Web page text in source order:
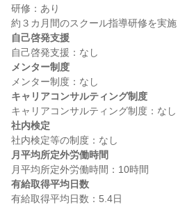
研修：あり
自己啓発支援
メンター制度
キャリアコンサルティング制度
社内検定
月平均所定外労働時間
有給取得平均日数